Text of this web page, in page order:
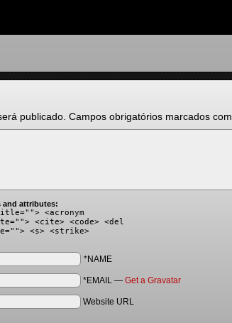
publicado. Campos obrigatórios marcados com
and attributes:
<acronym
<cite> <code> <del
<s> <strike>
*NAME
*EMAIL — Get a Gravatar
Website URL